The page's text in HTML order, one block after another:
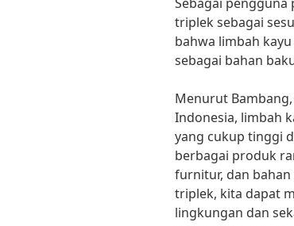
triplek sebagai
bahwa limbah
sebagai bahan
Menurut
Indonesia, limbah
yang cukup tinggi
berbagai produk
furnitur, dan
triplek, kita dapat
lingkungan dan